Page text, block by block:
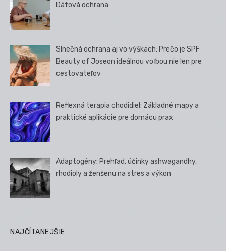
Dátová ochrana
Slnečná ochrana aj vo výškach: Prečo je SPF
Beauty of Joseon ideálnou voľbou nie len pre
cestovateľov
Reflexná terapia chodidiel: Základné mapy a
praktické aplikácie pre domácu prax
Adaptogény: Prehľad, účinky ashwagandhy,
rhodioly a ženšenu na stres a výkon
NAJČÍTANEJŠIE